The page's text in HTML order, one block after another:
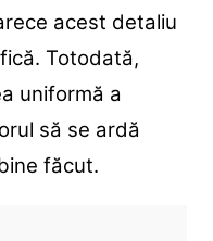
acest detaliu
Totodată,
uniformă a
să se ardă
făcut.